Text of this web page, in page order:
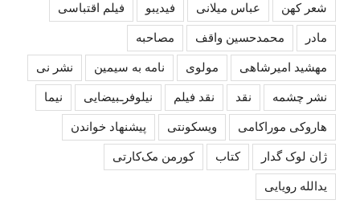
شعر کهن عباس میلانی فیدیبو فیلم اقتباسی
مادر محمدحسین واقف مصاحبه
مهشید امیرشاهی مولوی نامه به سیمین نشر نی
نشر چشمه نقد نقد فیلم نیلوفرـبیضایی نیما
هاروکی موراکامی ویسکونتی پیشنهاد خواندن
ژان لوک گدار کتاب کورمن مک‌کارتی
یدالله رویایی